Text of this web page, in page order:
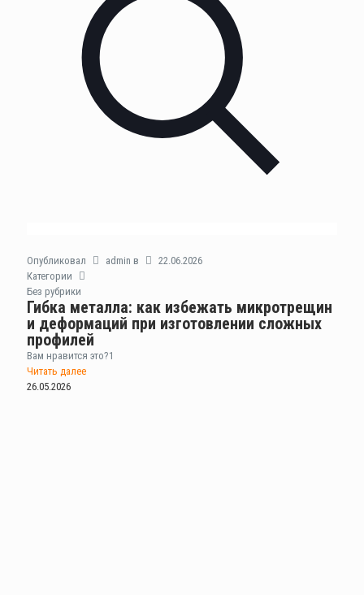
Опубликовал admin в
22.06.2026
Категории
Без рубрики
Гибка металла: как избежать микротрещин
и деформаций при изготовлении сложных
профилей
Вам нравится это?1
Читать далее
26.05.2026